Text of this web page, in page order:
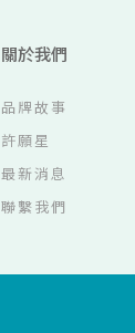
關於我們
品牌故事
許願星
最新消息
聯繫我們